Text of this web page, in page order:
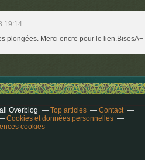
19:14
plongées. Merci encre pour le lien.BisesA+
Overblog Top articles
Contact
Cookies et données personnelles
cookies